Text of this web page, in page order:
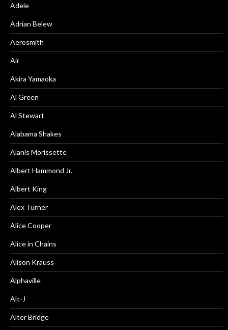
Adele
Adrian Belew
Aerosmith
Air
Akira Yamaoka
Al Green
Al Stewart
Alabama Shakes
Alanis Morissette
Albert Hammond Jr.
Albert King
Alex Turner
Alice Cooper
Alice in Chains
Alison Krauss
Alphaville
Alt-J
Alter Bridge